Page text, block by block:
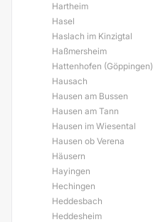
Hartheim
Hasel
Haslach im Kinzigtal
Haßmersheim
Hattenhofen (Göppingen)
Hausach
Hausen am Bussen
Hausen am Tann
Hausen im Wiesental
Hausen ob Verena
Häusern
Hayingen
Hechingen
Heddesbach
Heddesheim